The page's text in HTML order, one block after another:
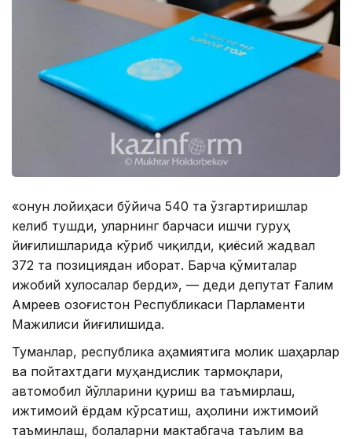
«Қонун лойиҳаси бўйича 540 та ўзгартиришлар
келиб тушди, уларнинг барчаси ишчи гуруҳ
йиғилишларида кўриб чиқилди, қиёсий жадвал
372 та позициядан иборат. Барча қўмиталар
ижобий хулосалар берди», — деди депутат Ғалим
Амреев Қозоғистон Республикаси Парламенти
Мажилиси йиғилишида.
Туманлар, республика аҳамиятига молик шаҳарлар
ва пойтахтдаги муҳандислик тармоқлари,
автомобил йўлларини қуриш ва таъмирлаш,
ижтимоий ёрдам кўрсатиш, аҳолини ижтимоий
таъминлаш, болаларни мактабгача таълим ва